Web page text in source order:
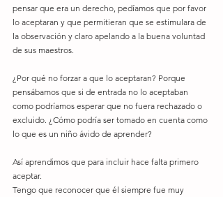
pensar que era un derecho, pedíamos que por favor
lo aceptaran y que permitieran que se estimulara de
la observación y claro apelando a la buena voluntad
de sus maestros.
¿Por qué no forzar a que lo aceptaran? Porque
pensábamos que si de entrada no lo aceptaban
como podríamos esperar que no fuera rechazado o
excluido. ¿Cómo podría ser tomado en cuenta como
lo que es un niño ávido de aprender?
Así aprendimos que para incluir hace falta primero
aceptar.
Tengo que reconocer que él siempre fue muy